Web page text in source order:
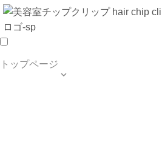
トップページ
